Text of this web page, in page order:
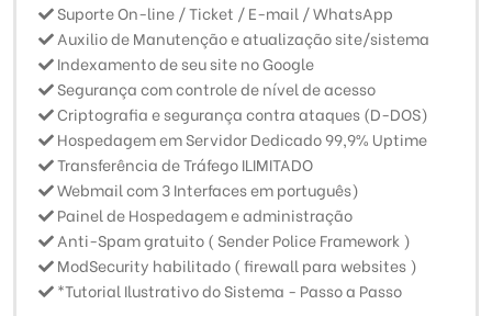
Suporte On-line / Ticket / E-mail / WhatsApp
Auxilio de Manutenção e atualização site/sistema
Indexamento de seu site no Google
Segurança com controle de nível de acesso
Criptografia e segurança contra ataques (D-DOS)
Hospedagem em Servidor Dedicado 99,9% Uptime
Transferência de Tráfego ILIMITADO
Webmail com 3 Interfaces em português)
Painel de Hospedagem e administração
Anti-Spam gratuito ( Sender Police Framework )
ModSecurity habilitado ( firewall para websites )
*Tutorial Ilustrativo do Sistema - Passo a Passo